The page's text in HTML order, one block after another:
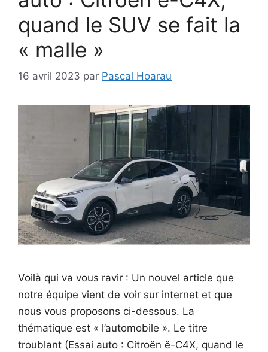
quand le SUV se fait la
« malle »
16 avril 2023 par Pascal Hoarau
Voilà qui va vous ravir : Un nouvel article que
notre équipe vient de voir sur internet et que
nous vous proposons ci-dessous. La
thématique est « l’automobile ». Le titre
troublant (Essai auto : Citroën ë-C4X, quand le